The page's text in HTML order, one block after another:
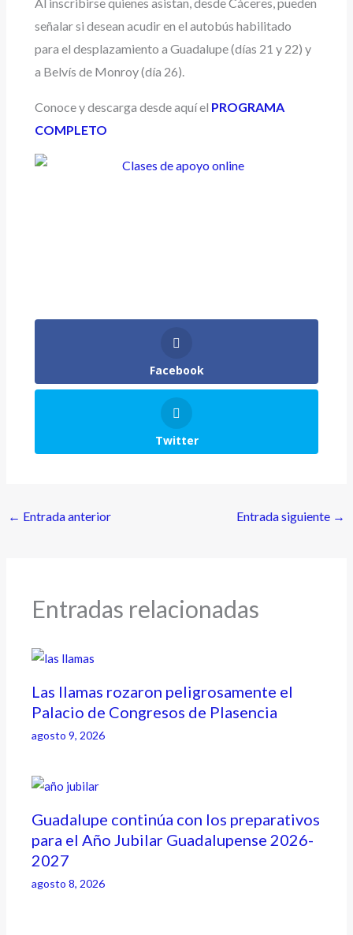
señalar si desean acudir en el autobús habilitado
para el desplazamiento a Guadalupe (días 21 y 22) y
a Belvís de Monroy (día 26).
Conoce y descarga desde aquí el PROGRAMA
COMPLETO
Facebook
Twitter
← Entrada anterior Entrada siguiente →
Entradas relacionadas
Las llamas rozaron peligrosamente el
Palacio de Congresos de Plasencia
agosto 9, 2026
Guadalupe continúa con los preparativos
para el Año Jubilar Guadalupense 2026-
2027
agosto 8, 2026